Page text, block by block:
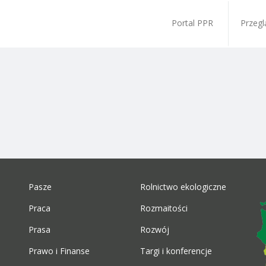
Portal PPR
Pasze
Praca
Prasa
Prawo i Finanse
Rolnictwo ekologiczne
Rozmaitości
Rozwój
Targi i konferencje